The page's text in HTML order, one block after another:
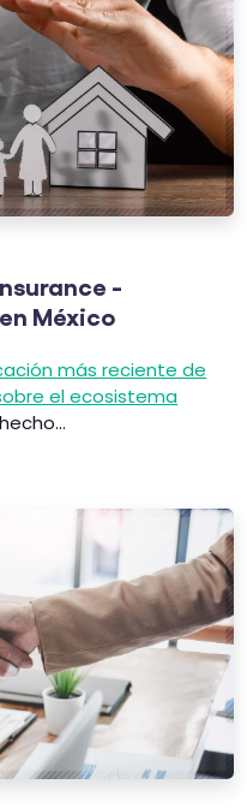
-
México
más reciente de
el ecosistema